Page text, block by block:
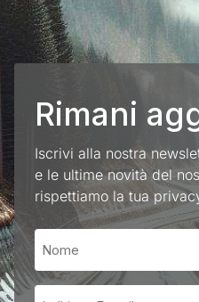
Rimani
Iscrivi alla nostra
e le ultime novità del
rispettiamo la tua